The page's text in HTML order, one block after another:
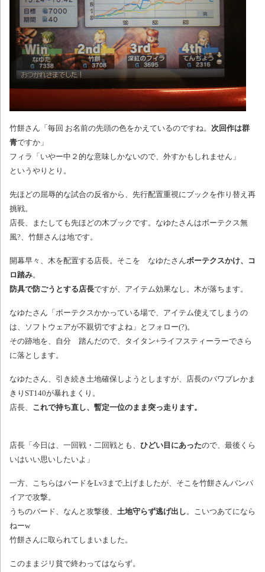
竹餅さん「毎回 お名前の先頭の色をかえているのですね。 次回作は群
青ですか」
フィラ「いやー中２的な意味しかないので、外すかもしれません」
というやりとり。
先ほどの屈辱的な試合の反省から、先行配置重視にブックを作り替え再
挑戦。
店長、またしても先ほどの木ブックです。なゆたさんはボーテクス無
風?、竹餅さんは地です。
開幕早々、木を配置する店長。そこを なゆたさんボーテクスかけ、コ
ロ踏み。
防具で防ごうとする店長ですが、アイテム効果なし。木が落ちます。
なゆたさん「ボーテクスかかっている場で、アイテム使えてしまうの
は、ソフトウェアが不親切ですよね」とフォロー(?)。
その跡地を、自分 踏んだので、タイタン+ライフスティーラーでさら
に落とします。
なゆたさん、引き続き土地確保しようとしますが、店長のパワブレかま
きりST140が暴れまくり。
店長、 これで持ち直し、暫定一位のまま突っ走ります。
店長「今日は、一回戦・二回戦とも、 ひどい目にあったので、最後くら
いはいい思いしたいよ」
一方、こちらはバードをLv3まで上げましたが、そこを竹餅さんバンパ
イアで攻撃。
うちのバード、なんと攻撃後、 土地守らず逃げ出し 。こいつあてになら
ねーw
竹餅さんに取られてしまいました。
このままジリ貧で終わってはならず。